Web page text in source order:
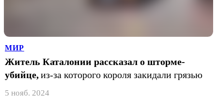
МИР
Житель Каталонии рассказал о шторме-
убийце,из-за которого короля закидали грязью
5 нояб. 2024